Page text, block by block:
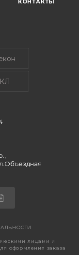
КОНТАКТЫ
лицами и
оформления заказа